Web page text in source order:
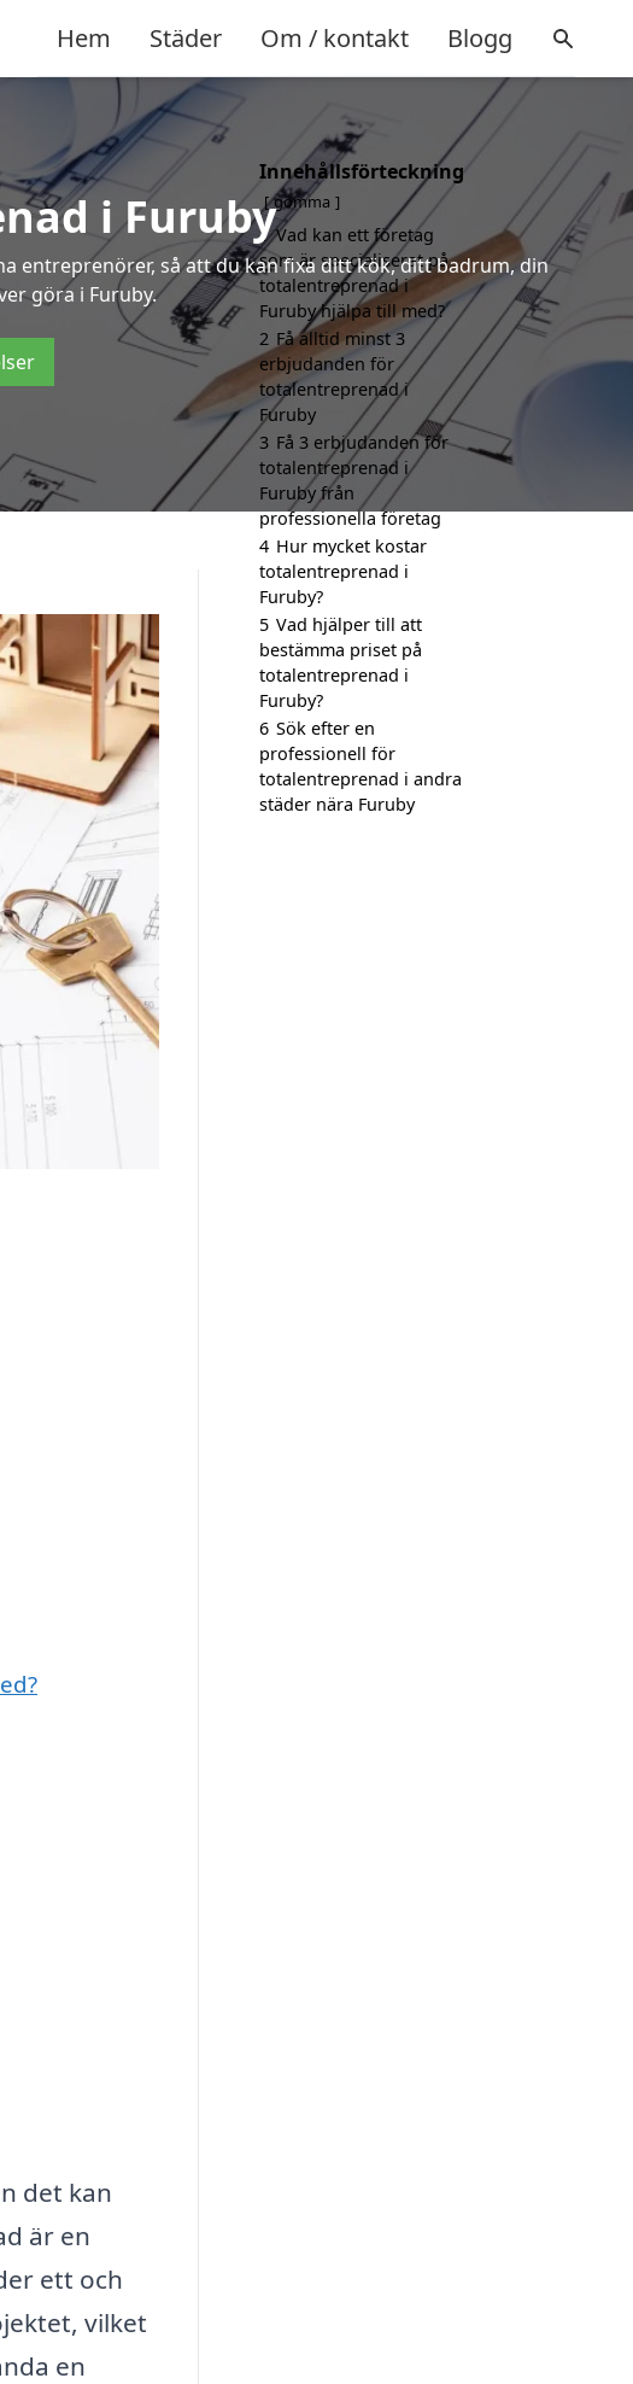
Hem Städer Om / kontakt Blogg
i Furuby
entreprenörer, så att du kan fixa ditt kök, ditt badrum, din
göra i Furuby.
det kan
är en
ett och
vilket
en
Innehållsförteckning
gömma
1 Vad kan ett företag
som är specialiserat på
totalentreprenad i
Furuby hjälpa till med?
2 Få alltid minst 3
erbjudanden för
totalentreprenad i
Furuby
3 Få 3 erbjudanden för
totalentreprenad i
Furuby från
professionella företag
4 Hur mycket kostar
totalentreprenad i
Furuby?
5 Vad hjälper till att
bestämma priset på
totalentreprenad i
Furuby?
6 Sök efter en
professionell för
totalentreprenad i andra
städer nära Furuby